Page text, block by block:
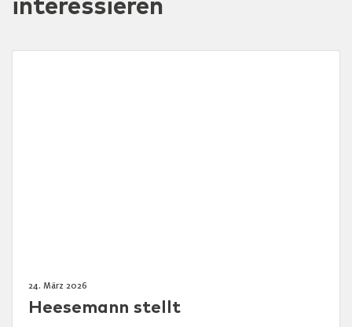
interessieren
24. März 2026
Heesemann stellt